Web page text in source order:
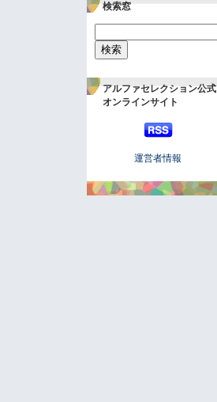
検索窓
アルファセレクション公式
オンラインサイト
運営者情報